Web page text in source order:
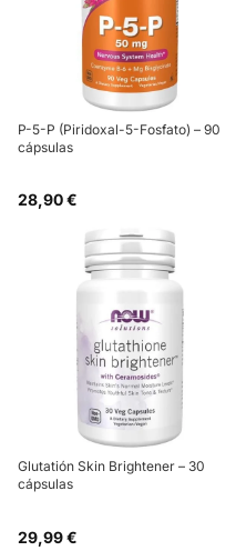
P-5-P (Piridoxal-5-Fosfato) – 90
cápsulas
28,90 €
Glutatión Skin Brightener – 30
cápsulas
29,99 €